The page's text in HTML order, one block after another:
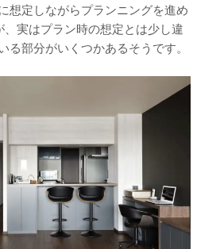
想定しながらプランニングを進め
実はプラン時の想定とは少し違
る部分がいくつかあるそうです。